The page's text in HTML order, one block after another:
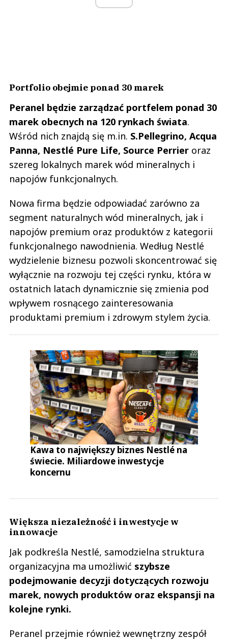
Portfolio obejmie ponad 30 marek
Peranel będzie zarządzać portfelem ponad 30
marek obecnych na 120 rynkach świata.
Wśród nich znajdą się m.in. S.Pellegrino, Acqua
Panna, Nestlé Pure Life, Source Perrier oraz
szereg lokalnych marek wód mineralnych i
napojów funkcjonalnych.
Nowa firma będzie odpowiadać zarówno za
segment naturalnych wód mineralnych, jak i
napojów premium oraz produktów z kategorii
funkcjonalnego nawodnienia. Według Nestlé
wydzielenie biznesu pozwoli skoncentrować się
wyłącznie na rozwoju tej części rynku, która w
ostatnich latach dynamicznie się zmienia pod
wpływem rosnącego zainteresowania
produktami premium i zdrowym stylem życia.
Kawa to największy biznes Nestlé na
świecie. Miliardowe inwestycje
koncernu
Większa niezależność i inwestycje w
innowacje
Jak podkreśla Nestlé, samodzielna struktura
organizacyjna ma umożliwić szybsze
podejmowanie decyzji dotyczących rozwoju
marek, nowych produktów oraz ekspansji na
kolejne rynki.
Peranel przejmie również wewnętrzny zespół